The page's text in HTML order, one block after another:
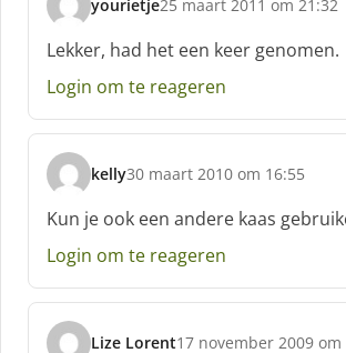
:
yourietje
s
c
h
r
e
f
:
25 maart 2011 om 21:32
Lekker, had het een keer genomen.
Login om te reageren
kelly
s
c
h
r
e
f
:
30 maart 2010 om 16:55
Kun je ook een andere kaas
Login om te reageren
Lize Lorent17 november 2009 om